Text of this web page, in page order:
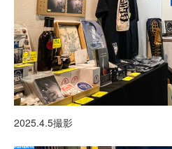
2025.4.5撮影